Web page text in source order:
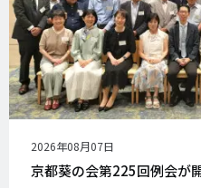
公
開
日
2026年08月07日
京都葵の会第225回例会が